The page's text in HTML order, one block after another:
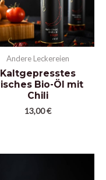
Andere Leckereien
Kaltgepresstes
Bio-Öl mit
Chili
13,00€